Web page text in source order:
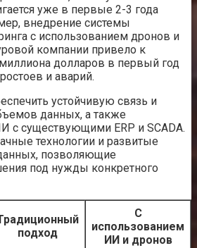
уже в первые 2-3 года
внедрение системы
с использованием дронов и
компании привело к
долларов в первый год
и аварий.
устойчивую связь и
данных, а также
с существующими ERP и SCADA.
технологии и развитые
позволяющие
под нужды конкретного
подход
С
использованием
ИИ и дронов